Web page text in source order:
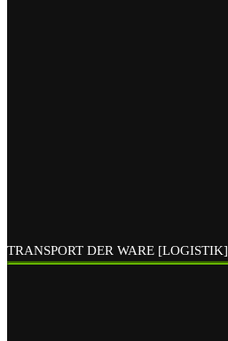
TRANSPORT DER WARE [LOGISTIK]